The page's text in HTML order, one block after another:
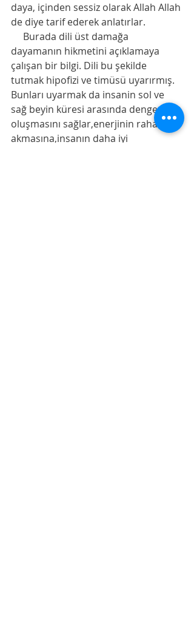
daya, içinden sessiz olarak Allah Allah
de diye tarif ederek anlatırlar.
dayamanın hikmetini açıklamaya
çalışan bir bilgi. Dili bu şekilde
tutmak hipofizi ve timüsü uyarırmış.
Bunları uyarmak da insanin sol ve
sağ beyin küresi arasında denge
oluşmasını sağlar,enerjinin rahat
akmasına,insanın daha iyi